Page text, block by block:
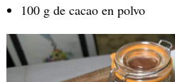
100 g de cacao en polvo